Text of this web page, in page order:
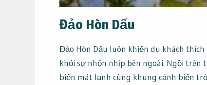
Đảo Hòn Dấu
Đảo Hòn Dấu luôn khiến du khách
khỏi sự nhộn nhịp bên ngoài. Ngồi trên
biển mát lạnh cùng khung cảnh biển